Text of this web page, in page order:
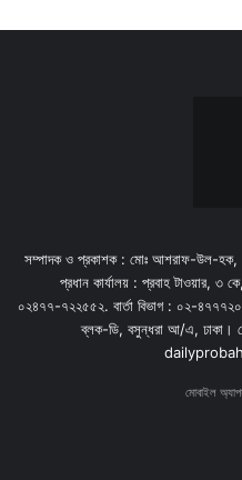
সম্পাদক ও প্রকাশক : মোঃ আশরাফ-উল-হক,
প্রধান কার্যালয় : প্রবাহ টাওয়ার, ৩
০২৪৭৭-৭২২৫৫২. বার্তা বিভাগ : ০২-
ব্লক-ডি, বসুন্ধরা আ/এ,
মোবাইল